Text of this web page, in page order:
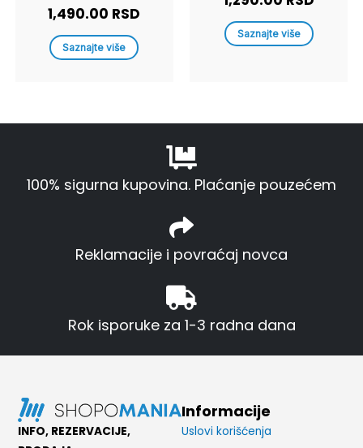
1,490.00 RSD
Saznajte više
Saznajte više
100% sigurna kupovina. Plaćanje pouzećem
Reklamacije i povraćaj novca
Rok isporuke za 1-3 radna dana
INFO, REZERVACIJE,
Informacije
Uslovi korišćenja